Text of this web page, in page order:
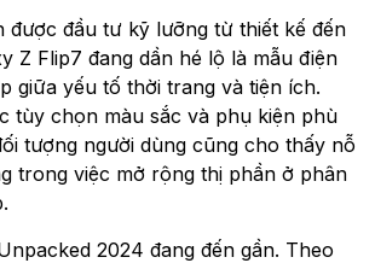
được đầu tư kỹ lưỡng từ thiết kế đến
Z Flip7 đang dần hé lộ là mẫu điện
giữa yếu tố thời trang và tiện ích.
tùy chọn màu sắc và phụ kiện phù
tượng người dùng cũng cho thấy nỗ
trong việc mở rộng thị phần ở phân
2024 đang đến gần. Theo